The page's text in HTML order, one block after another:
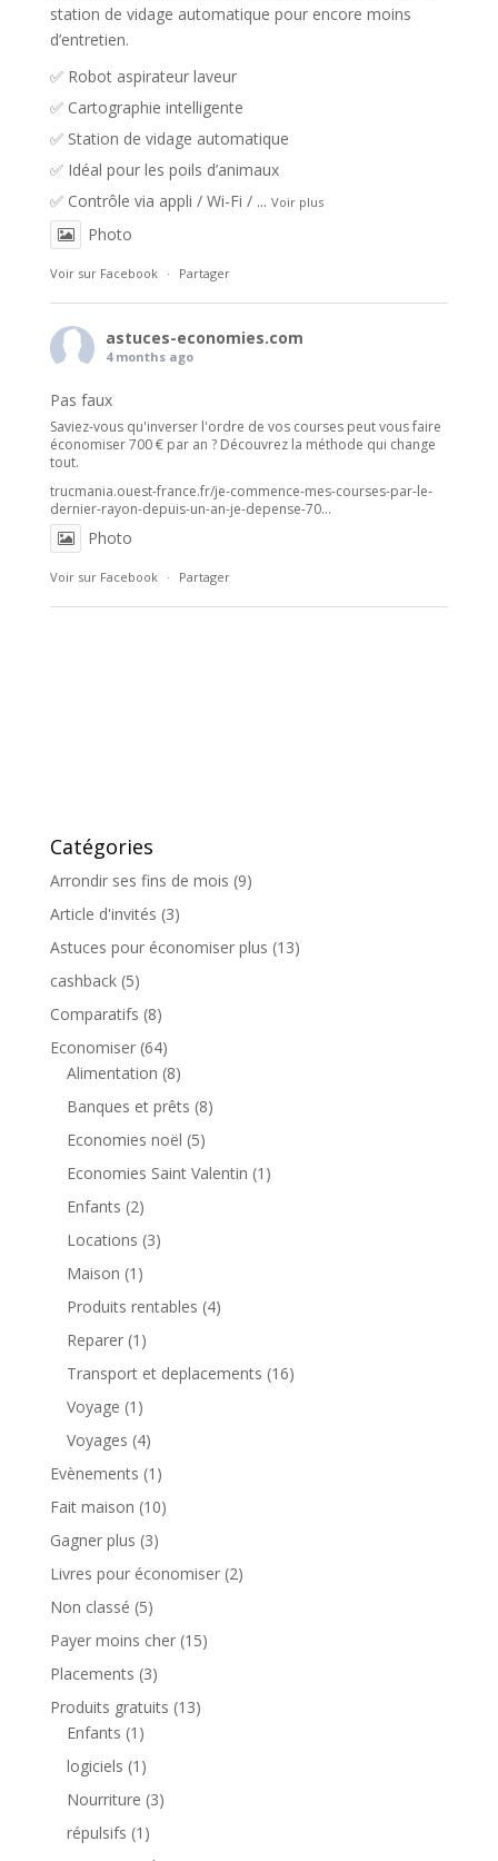
station de vidage automatique pour encore moins
d’entretien.
✅ Robot aspirateur laveur
✅ Cartographie intelligente
✅ Station de vidage automatique
✅ Idéal pour les poils d’animaux
✅ Contrôle via appli / Wi-Fi / ... Voir plus
Photo
Voir sur Facebook · Partager
astuces-economies.com
4 months ago
Pas faux
Saviez-vous qu'inverser l'ordre de vos courses peut vous faire
économiser 700 € par an ? Découvrez la méthode qui change
tout.
trucmania.ouest-france.fr/je-commence-mes-courses-par-le-
dernier-rayon-depuis-un-an-je-depense-70...
Photo
Voir sur Facebook · Partager
Catégories
Arrondir ses fins de mois (9)
Article d'invités (3)
Astuces pour économiser plus (13)
cashback(5)
Comparatifs (8)
Economiser(64)
Alimentation (8)
Banques et prêts (8)
Economies noël (5)
Economies Saint Valentin (1)
Enfants (2)
Locations (3)
Maison (1)
Produits rentables (4)
Reparer(1)
Transport et deplacements (16)
Voyage (1)
Voyages (4)
Evènements (1)
Fait maison (10)
Gagner plus (3)
Livres pour économiser(2)
Non classé (5)
Payer moins cher(15)
Placements (3)
Produits gratuits (13)
Enfants (1)
logiciels (1)
Nourriture (3)
répulsifs (1)